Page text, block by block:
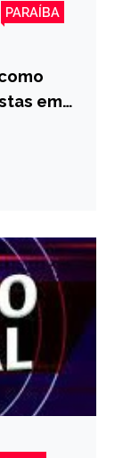
PARAÍBA
em